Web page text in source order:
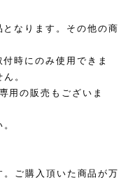
なります。その他の商
時にのみ使用できま
。
の販売もございま
ご購入頂いた商品が万